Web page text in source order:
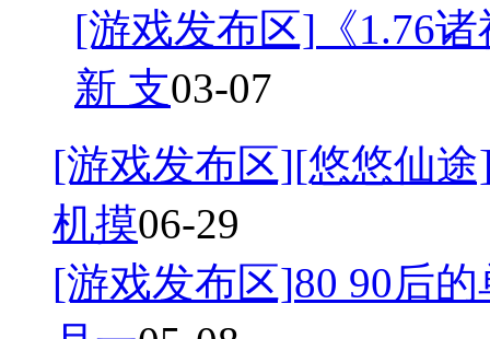
[游戏发布区] 《1.76
新 支03-07
[游戏发布区][悠悠仙
机摸06-29
[游戏发布区]80 90后